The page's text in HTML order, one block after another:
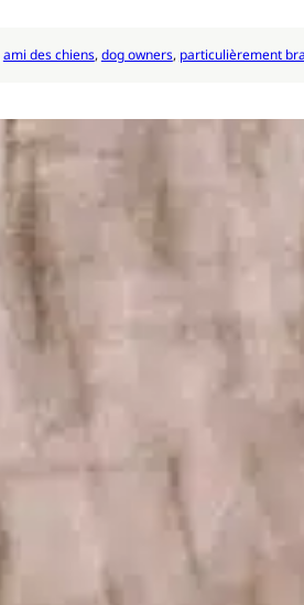
ami des chiens, dog owners, particulièrement